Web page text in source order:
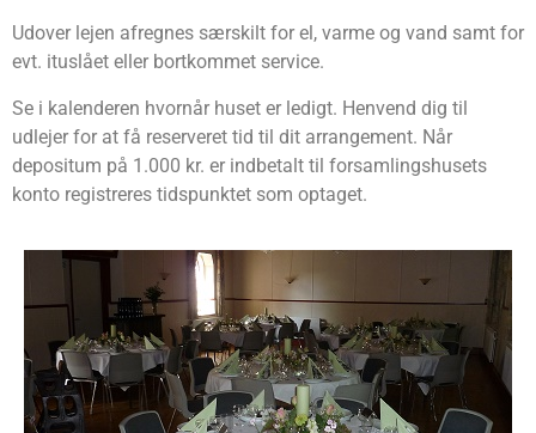
Udover lejen afregnes særskilt for el, varme og vand samt for
evt. ituslået eller bortkommet service.
Se i kalenderen hvornår huset er ledigt. Henvend dig til
udlejer for at få reserveret tid til dit arrangement. Når
depositum på 1.000 kr. er indbetalt til forsamlingshusets
konto registreres tidspunktet som optaget.